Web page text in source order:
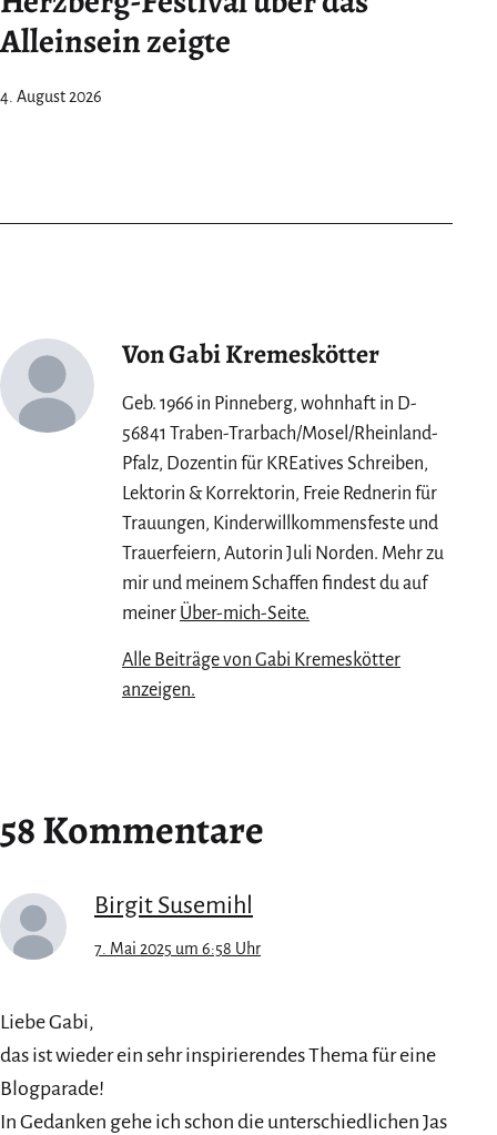
Alleinsein zeigte
4. August 2026
Von Gabi Kremeskötter
Geb. 1966 in Pinneberg, wohnhaft in D-
56841 Traben-Trarbach/Mosel/Rheinland-
Pfalz, Dozentin für KREatives Schreiben,
Lektorin & Korrektorin, Freie Rednerin für
Trauungen, Kinderwillkommensfeste und
Trauerfeiern, Autorin Juli Norden. Mehr zu
mir und meinem Schaffen findest du auf
meiner Über-mich-Seite.
Alle Beiträge von Gabi Kremeskötter
anzeigen.
58 Kommentare
Birgit Susemihl
7. Mai 2025 um 6:58 Uhr
Liebe Gabi,
das ist wieder ein sehr inspirierendes Thema für eine
Blogparade!
In Gedanken gehe ich schon die unterschiedlichen Jas